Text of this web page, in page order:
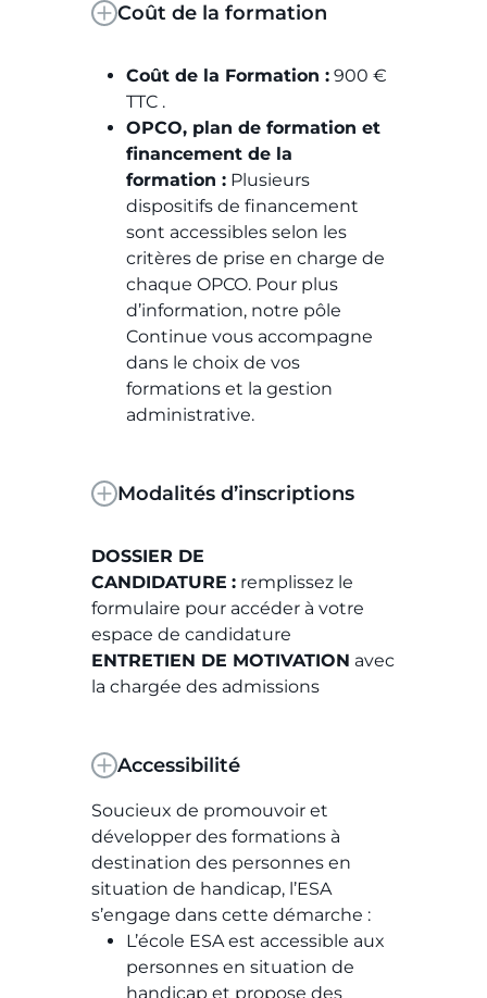
Coût de la formation
Coût de la Formation : 900 €
TTC .
OPCO, plan de formation et
financement de la
formation : Plusieurs
dispositifs de financement
sont accessibles selon les
critères de prise en charge de
chaque OPCO. Pour plus
d’information, notre pôle
Continue vous accompagne
dans le choix de vos
formations et la gestion
administrative.
Modalités d’inscriptions
DOSSIER DE
CANDIDATURE : remplissez le
formulaire pour accéder à votre
espace de candidature
ENTRETIEN DE MOTIVATION avec
la chargée des admissions
Accessibilité
Soucieux de promouvoir et
développer des formations à
destination des personnes en
situation de handicap, l’ESA
s’engage dans cette démarche :
L’école ESA est accessible aux
personnes en situation de
handicap et propose des